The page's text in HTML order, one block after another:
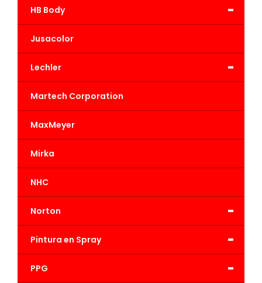
-
HB Body
Jusacolor
-
Lechler
Martech Corporation
MaxMeyer
Mirka
NHC
-
Norton
-
Pintura en Spray
-
PPG